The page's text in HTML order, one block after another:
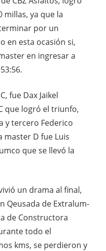
millas, ya que la
por un
en esta ocasión si,
en ingresar a
fue Dax Jaikel
que logró el triunfo,
y tercero Federico
master D fue Luis
que se llevó la
un drama al final,
Qeusada de Extralum-
de Constructora
todo el
kms, se perdieron y